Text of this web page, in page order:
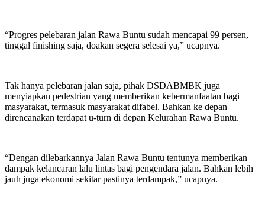
“Progres pelebaran jalan Rawa Buntu sudah mencapai 99 persen,
tinggal finishing saja, doakan segera selesai ya,” ucapnya.
Tak hanya pelebaran jalan saja, pihak DSDABMBK juga
menyiapkan pedestrian yang memberikan kebermanfaatan bagi
masyarakat, termasuk masyarakat difabel. Bahkan ke depan
direncanakan terdapat u-turn di depan Kelurahan Rawa Buntu.
“Dengan dilebarkannya Jalan Rawa Buntu tentunya memberikan
dampak kelancaran lalu lintas bagi pengendara jalan. Bahkan lebih
jauh juga ekonomi sekitar pastinya terdampak,” ucapnya.